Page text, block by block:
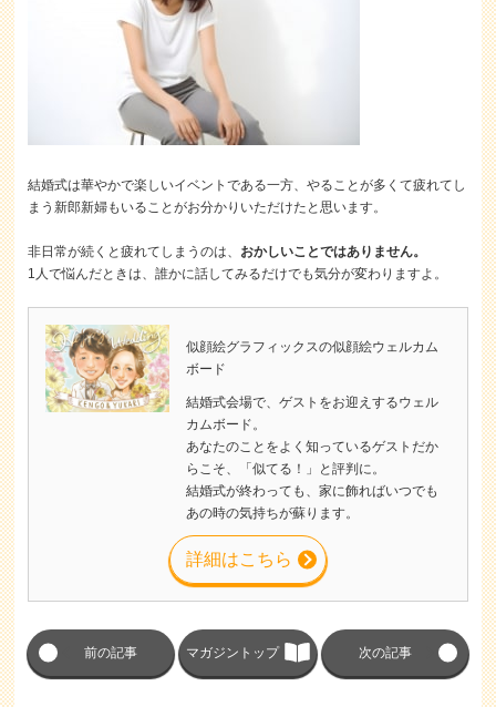
結婚式は華やかで楽しいイベントである一方、やることが多くて疲れてし
まう新郎新婦もいることがお分かりいただけたと思います。
非日常が続くと疲れてしまうのは、 おかしいことではありません。
1人で悩んだときは、誰かに話してみるだけでも気分が変わりますよ。
似顔絵グラフィックスの似顔絵ウェルカム
ボード
結婚式会場で、ゲストをお迎えするウェル
カムボード。
あなたのことをよく知っているゲストだか
らこそ、「似てる！」と評判に。
結婚式が終わっても、家に飾ればいつでも
あの時の気持ちが蘇ります。
詳細はこちら
前の記事 マガジントップ 次の記事